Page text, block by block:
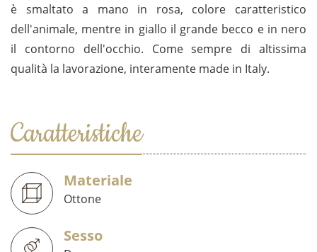
è smaltato a mano in rosa, colore caratteristico
dell'animale, mentre in giallo il grande becco e in nero
il contorno dell'occhio. Come sempre di altissima
qualità la lavorazione, interamente made in Italy.
Caratteristiche
Materiale
Ottone
Sesso